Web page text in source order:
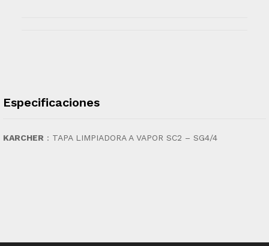
Especificaciones
KARCHER : TAPA LIMPIADORA A VAPOR SC2 – SG4/4